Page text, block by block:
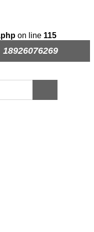
on line 115
18926076269